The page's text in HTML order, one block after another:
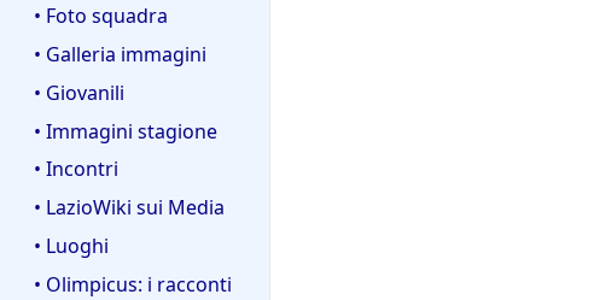
• Foto squadra
• Galleria immagini
• Giovanili
• Immagini stagione
• Incontri
• LazioWiki sui Media
• Luoghi
• Olimpicus: i racconti